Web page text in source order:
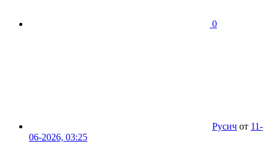
0
Русич от 11-
06-2026, 03:25